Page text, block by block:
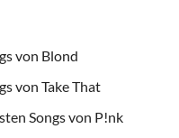
von Blond
von Take That
Songs von P!nk